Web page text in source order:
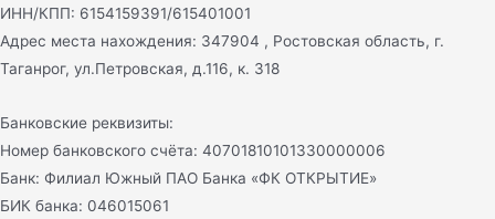
ИНН/КПП: 6154159391/615401001
Адрес места нахождения: 347904 , Ростовская область, г.
Таганрог, ул.Петровская, д.116, к. 318
Банковские реквизиты:
Номер банковского счёта: 40701810101330000006
Банк: Филиал Южный ПАО Банка «ФК ОТКРЫТИЕ»
БИК банка: 046015061